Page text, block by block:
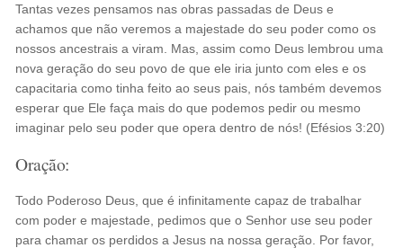
Tantas vezes pensamos nas obras passadas de Deus e
achamos que não veremos a majestade do seu poder como os
nossos ancestrais a viram. Mas, assim como Deus lembrou uma
nova geração do seu povo de que ele iria junto com eles e os
capacitaria como tinha feito ao seus pais, nós também devemos
esperar que Ele faça mais do que podemos pedir ou mesmo
imaginar pelo seu poder que opera dentro de nós! (Efésios 3:20)
Oração:
Todo Poderoso Deus, que é infinitamente capaz de trabalhar
com poder e majestade, pedimos que o Senhor use seu poder
para chamar os perdidos a Jesus na nossa geração. Por favor,